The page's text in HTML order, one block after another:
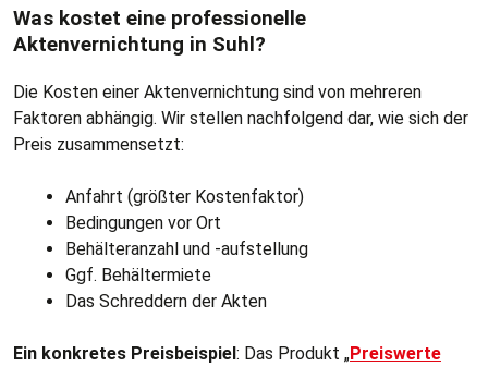
Was kostet eine professionelle
Aktenvernichtung in Suhl?
Die Kosten einer Aktenvernichtung sind von mehreren
Faktoren abhängig. Wir stellen nachfolgend dar, wie sich der
Preis zusammensetzt:
Anfahrt (größter Kostenfaktor)
Bedingungen vor Ort
Behälteranzahl und -aufstellung
Ggf. Behältermiete
Das Schreddern der Akten
Ein konkretes Preisbeispiel: Das Produkt „Preiswerte